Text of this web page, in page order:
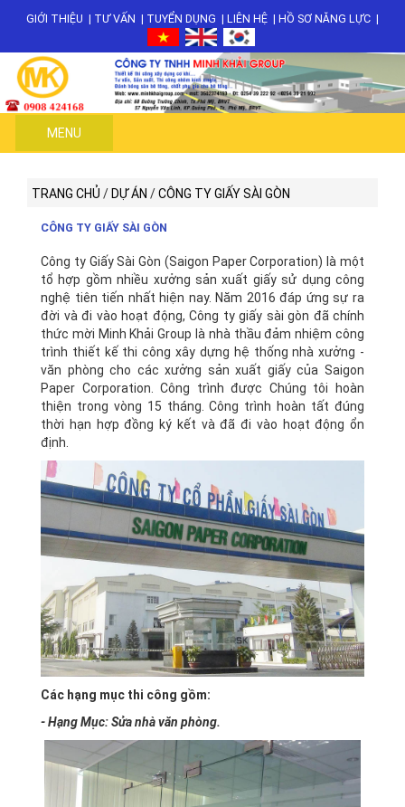
GIỚI THIỆU | TƯ VẤN | TUYỂN DỤNG | LIÊN HỆ | HỒ SƠ NĂNG LỰC |
MENU
TRANG CHỦ / DỰ ÁN /CÔNG TY GIẤY SÀI GÒN
CÔNG TY GIẤY SÀI GÒN
Công ty Giấy Sài Gòn (Saigon Paper Corporation) là một
tổ hợp gồm nhiều xưởng sản xuất giấy sử dụng công
nghệ tiên tiến nhất hiện nay. Năm 2016 đáp ứng sự ra
đời và đi vào hoạt động, Công ty giấy sài gòn đã chính
thức mời Minh Khải Group là nhà thầu đảm nhiệm công
trình thiết kế thi công xây dựng hệ thống nhà xưởng -
văn phòng cho các xưởng sản xuất giấy của Saigon
Paper Corporation. Công trình được Chúng tôi hoàn
thiện trong vòng 15 tháng. Công trình hoàn tất đúng
thời hạn hợp đồng ký kết và đã đi vào hoạt động ổn
định.
Các hạng mục thi công gồm:
- Hạng Mục: Sửa nhà văn phòng.